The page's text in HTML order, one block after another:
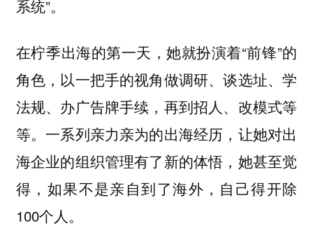
系统”。
在柠季出海的第一天，她就扮演着“前锋”的
角色，以一把手的视角做调研、谈选址、学
法规、办广告牌手续，再到招人、改模式等
等。一系列亲力亲为的出海经历，让她对出
海企业的组织管理有了新的体悟，她甚至觉
得，如果不是亲自到了海外，自己得开除
100个人。